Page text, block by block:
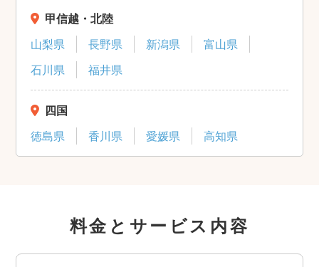
甲信越・北陸
山梨県
長野県 新潟県
富山県
石川県
福井県
四国
徳島県
香川県 愛媛県 高知県
料金とサービス内容